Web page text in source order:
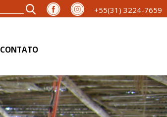
+55(31) 3224-7659
CONTATO